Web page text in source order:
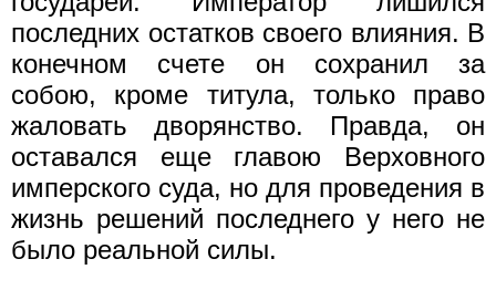
последних остатков своего влияния. В
конечном счете он сохранил за
собою, кроме титула, только право
жаловать дворянство. Правда, он
оставался еще главою Верховного
имперского суда, но для проведения в
жизнь решений последнего у него не
было реальной силы.